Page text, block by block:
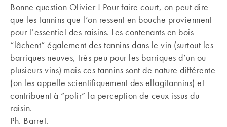
Bonne question Olivier ! Pour faire court, on peut dire
que les tannins que l’on ressent en bouche proviennent
pour l’essentiel des raisins. Les contenants en bois
“lâchent” également des tannins dans le vin (surtout les
barriques neuves, très peu pour les barriques d’un ou
plusieurs vins) mais ces tannins sont de nature différente
(on les appelle scientifiquement des ellagitannins) et
contribuent à “polir” la perception de ceux issus du
raisin.
Ph. Barret.